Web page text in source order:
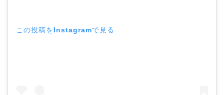
この投稿をInstagramで見る